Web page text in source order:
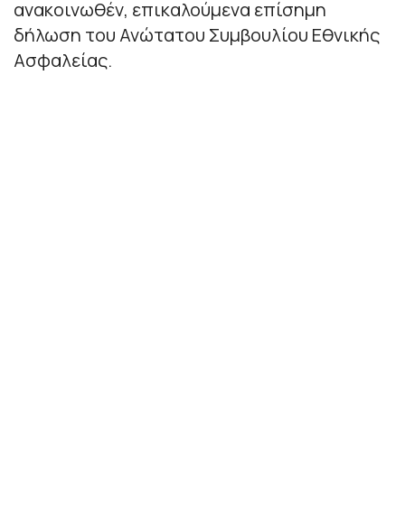
ανακοινωθέν, επικαλούμενα επίσημη
δήλωση του Ανώτατου Συμβουλίου Εθνικής
Ασφαλείας.